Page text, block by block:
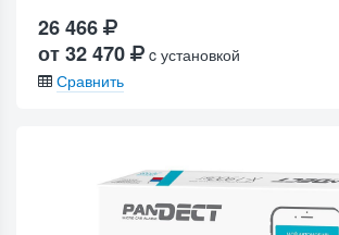
26 466
от 32 470
c установкой
Сравнить